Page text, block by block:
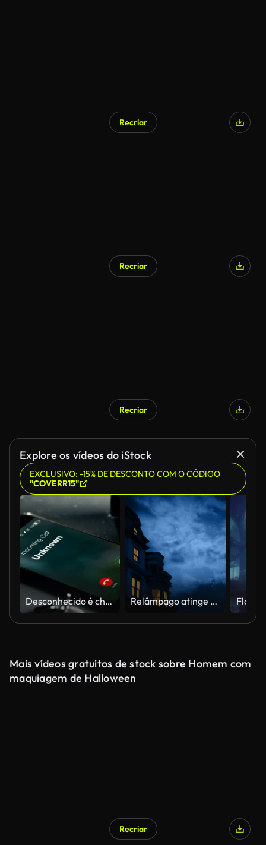
Recriar
Recriar
Gerado por IA
Recriar
Explore os vídeos do iStock
EXCLUSIVO: -15% DE DESCONTO COM O CÓDIGO
"COVERR15"
Desconhecido é chamado como uma chamada não atendida Relâmpago atinge acima da mansão gótica com luzes acesas
Mais vídeos gratuitos de stock sobre Homem com
maquiagem de Halloween
Recriar